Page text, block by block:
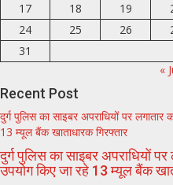
17
18 19
24
25 26
31
«
Recent Post
दुर्ग पुलिस का साइबर अपराधियों पर लगातार
13 म्यूल बैंक खाताधारक गिरफ्तार
दुर्ग पुलिस का साइबर अपराधियों पर
उपयोग किए जा रहे 13 म्यूल बैंक